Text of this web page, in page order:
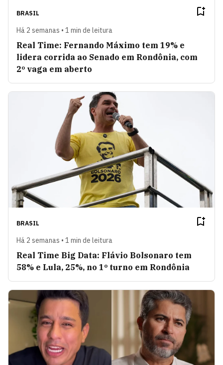
BRASIL
Há 2 semanas • 1 min de leitura
Real Time: Fernando Máximo tem 19% e
lidera corrida ao Senado em Rondônia, com
2º vaga em aberto
BRASIL
Há 2 semanas • 1 min de leitura
Real Time Big Data: Flávio Bolsonaro tem
58% e Lula, 25%, no 1º turno em Rondônia